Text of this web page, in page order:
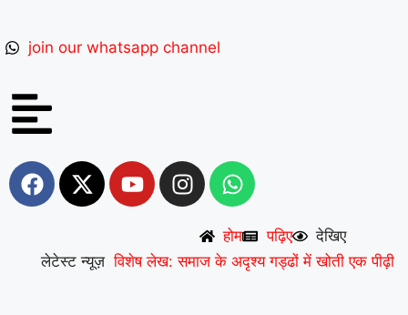
join our whatsapp channel
होम पढ़िए
देखिए
लेटेस्ट न्यूज़ विशेष लेख: समाज के अदृश्य गड्ढों में खोती एक पीढ़ी